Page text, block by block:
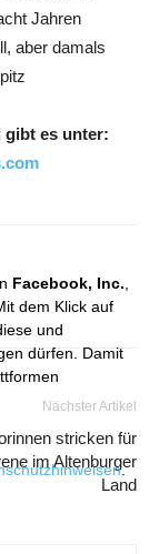
Jahren
aber damals
gibt es unter:
Facebook, Inc.
dem Klick auf
und
dürfen. Damit
.
Nächster Artikel
stricken für
im Altenburger
Land